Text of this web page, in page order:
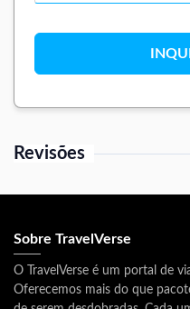
Revisões
Sobre TravelVerse
O TravelVerse é um portal de
Oferecemos mais do que